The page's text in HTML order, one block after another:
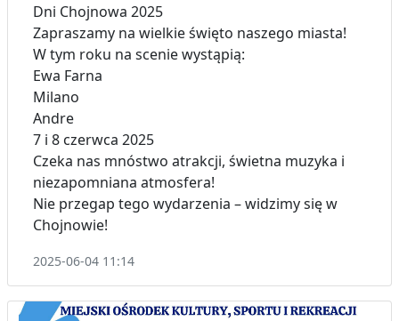
Dni Chojnowa 2025
Zapraszamy na wielkie święto naszego miasta!
W tym roku na scenie wystąpią:
Ewa Farna
Milano
Andre
7 i 8 czerwca 2025
Czeka nas mnóstwo atrakcji, świetna muzyka i
niezapomniana atmosfera!
Nie przegap tego wydarzenia – widzimy się w
Chojnowie!
2025-06-04 11:14